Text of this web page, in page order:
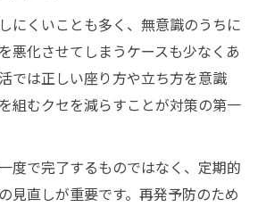
にくいことも多く、無意識のうちに
悪化させてしまうケースも少なくあ
では正しい座り方や立ち方を意識
組むクセを減らすことが対策の第一
度で完了するものではなく、定期的
見直しが重要です。再発予防のため